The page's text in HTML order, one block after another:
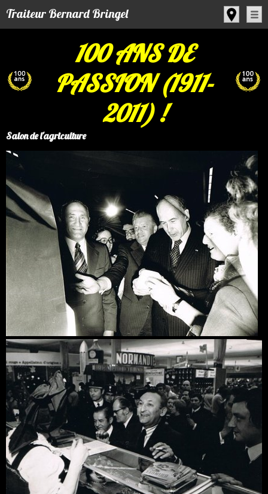
Traiteur Bernard Bringel
100 ANS DE
PASSION (1911-
2011) !
Salon de l'agriculture
Panneau de gestion des cookies